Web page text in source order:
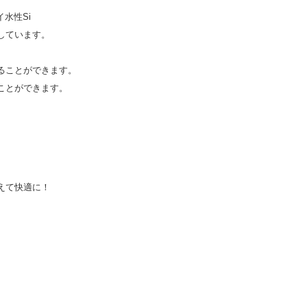
水性Si
います。
とができます。
ができます。
快適に！